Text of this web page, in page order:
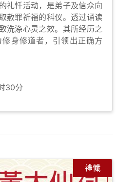
礼忏活动，是弟子及信众向
赦罪祈福的科仪。透过诵读
洗涤心灵之效。其所经历之
身修道者，引领出正确方
30分
禮懺